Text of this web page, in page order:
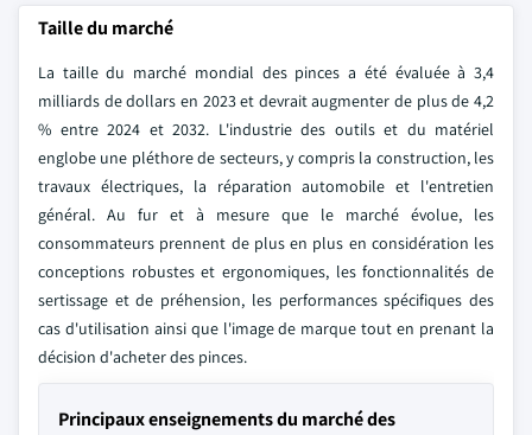
Taille du marché
La taille du marché mondial des pinces a été évaluée à 3,4
milliards de dollars en 2023 et devrait augmenter de plus de 4,2
% entre 2024 et 2032. L'industrie des outils et du matériel
englobe une pléthore de secteurs, y compris la construction, les
travaux électriques, la réparation automobile et l'entretien
général. Au fur et à mesure que le marché évolue, les
consommateurs prennent de plus en plus en considération les
conceptions robustes et ergonomiques, les fonctionnalités de
sertissage et de préhension, les performances spécifiques des
cas d'utilisation ainsi que l'image de marque tout en prenant la
décision d'acheter des pinces.
Principaux enseignements du marché des